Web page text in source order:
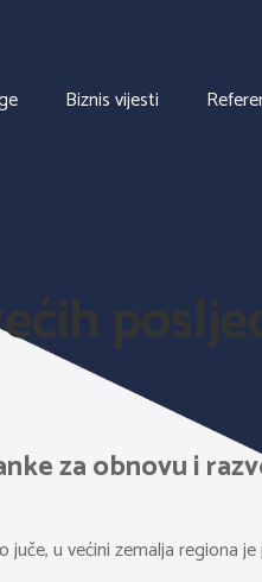
Biznis vijesti
za obnovu i
u većini zemalja regiona